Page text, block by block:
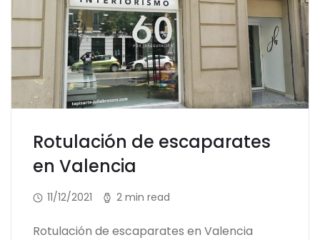
Rotulación de escaparates
en Valencia
11/12/2021 2 min read
Rotulación de escaparates en Valencia